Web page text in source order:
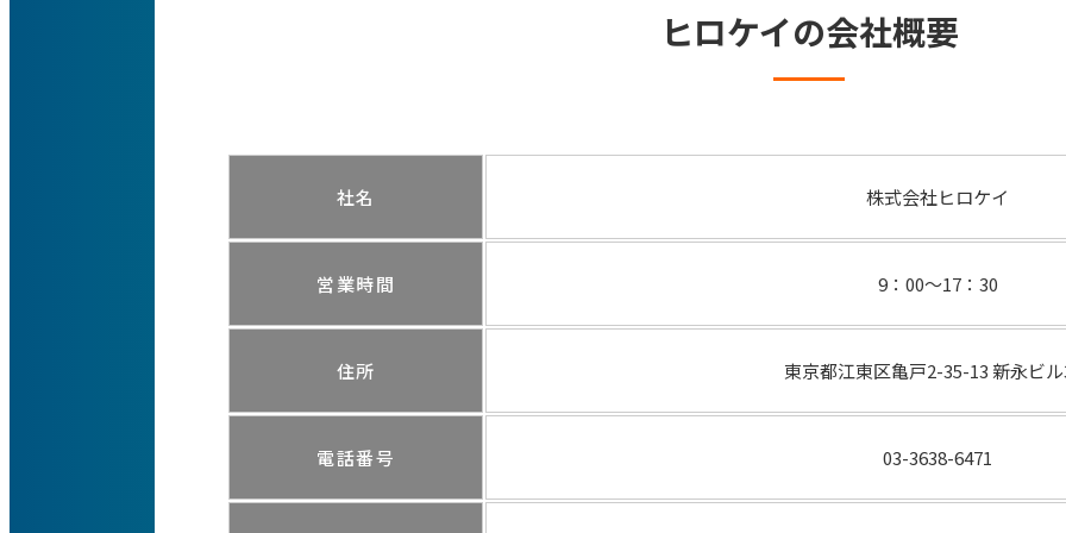
ヒロケイの会社概要
社名 株式会社ヒロケイ
営業時間 9：00～17：30
住所 東京都江東区亀戸2-35-13 新永ビ
電話番号 03-3638-6471